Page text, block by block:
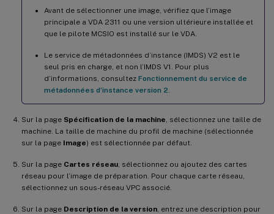
Avant de sélectionner une image, vérifiez que l’image
principale a VDA 2311 ou une version ultérieure installée et
que le pilote MCSIO est installé sur le VDA.
Le service de métadonnées d’instance (IMDS) V2 est le
seul pris en charge, et non l’IMDS V1. Pour plus
d’informations, consultez Fonctionnement du service de
métadonnées d’instance version 2
Sur la page Spécification de la machine , sélectionnez une taille de
machine. La taille de machine du profil de machine (sélectionnée
sur la page Image) est sélectionnée par défaut.
Sur la page Cartes réseau , sélectionnez ou ajoutez des cartes
réseau pour l’image de préparation. Pour chaque carte réseau,
sélectionnez un sous-réseau VPC associé.
Sur la page Description de la version , entrez une description pour